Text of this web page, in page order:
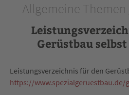
Allgemeine Themen
Gerüstbau
Leistungsverzeichnis für den
https://www.spezialgeruestbau.de/